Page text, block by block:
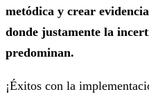
metódica y crear
donde justamente la
predominan.
¡Éxitos con la